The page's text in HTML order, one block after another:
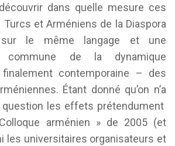
dans quelle mesure ces
et Arméniens de la Diaspora
le même langage et une
commune de la dynamique
contemporaine – des
Étant donné qu’on n’a
les effets prétendument
arménien » de 2005 (et
les universitaires organisateurs et